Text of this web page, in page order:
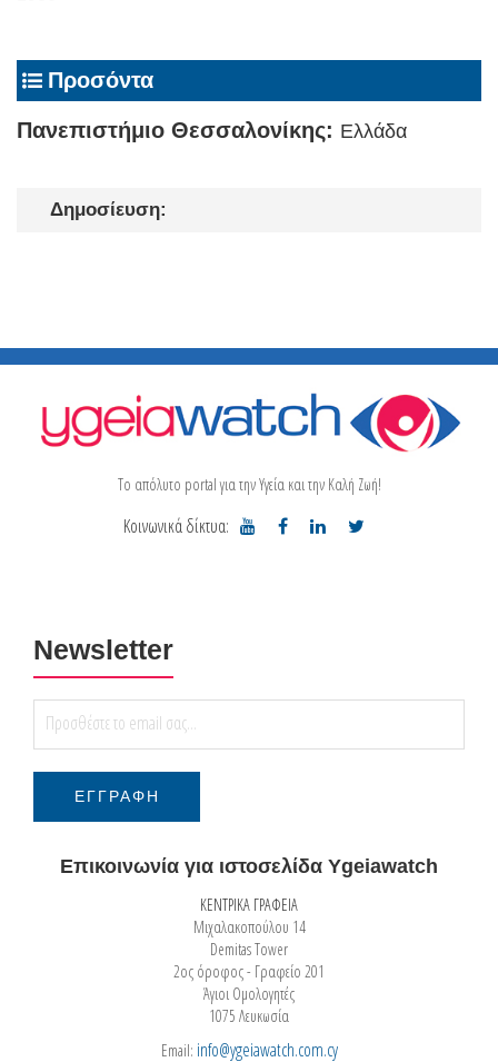
Προσόντα
Πανεπιστήμιο Θεσσαλονίκης: Ελλάδα
Δημοσίευση:
Το απόλυτο portal για την Υγεία και την Καλή Ζωή!
Κοινωνικά δίκτυα:
Newsletter
Επικοινωνία για ιστοσελίδα Ygeiawatch
ΚΕΝΤΡΙΚΑ ΓΡΑΦΕΙΑ
Μιχαλακοπούλου 14
Demitas Tower
2ος όροφος - Γραφείο 201
Άγιοι Ομολογητές
1075 Λευκωσία
Email: info@ygeiawatch.com.cy